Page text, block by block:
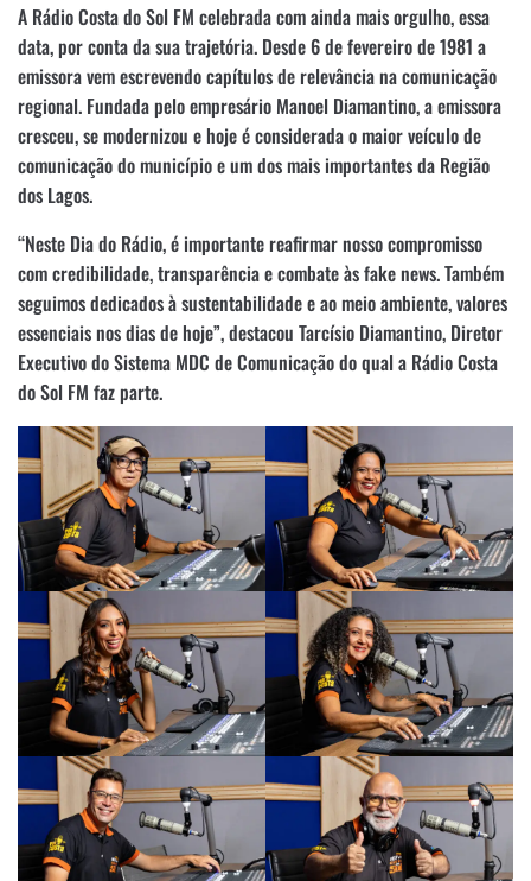
A Rádio Costa do Sol FM celebrada com ainda mais orgulho, essa
data, por conta da sua trajetória. Desde 6 de fevereiro de 1981 a
emissora vem escrevendo capítulos de relevância na comunicação
regional. Fundada pelo empresário Manoel Diamantino, a emissora
cresceu, se modernizou e hoje é considerada o maior veículo de
comunicação do município e um dos mais importantes da Região
dos Lagos.
“Neste Dia do Rádio, é importante reafirmar nosso compromisso
com credibilidade, transparência e combate às fake news. Também
seguimos dedicados à sustentabilidade e ao meio ambiente, valores
essenciais nos dias de hoje”, destacou Tarcísio Diamantino, Diretor
Executivo do Sistema MDC de Comunicação do qual a Rádio Costa
do Sol FM faz parte.